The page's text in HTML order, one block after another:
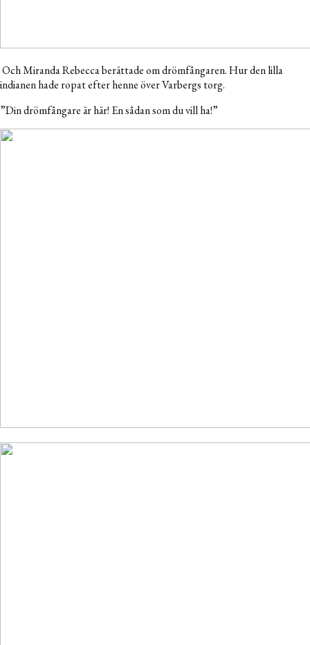
Och Miranda Rebecca berättade om drömfångaren. Hur den lilla
indianen hade ropat efter henne över Varbergs torg.
”Din drömfångare är här! En sådan som du vill ha!”